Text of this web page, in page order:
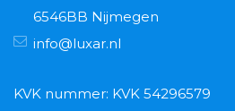
6546BB Nijmegen
info@luxar.nl
KVK nummer: KVK 54296579